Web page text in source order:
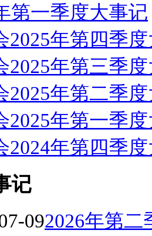
第一季度大事记
2025年第四季
2025年第三季
2025年第二季
2025年第一季
2024年第四季
记
092026年第二